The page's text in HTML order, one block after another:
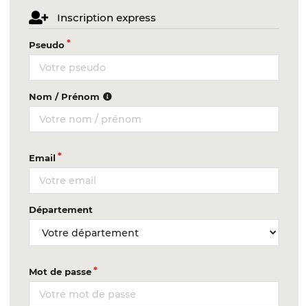
Inscription express
Pseudo
Nom / Prénom
Email
Département
Mot de passe